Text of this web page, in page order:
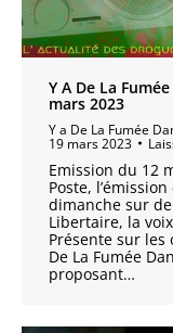
Y A De La
mars 2023
Y a De La Fumée
19 mars 2023
Emission du 12
Poste,
dimanche sur
Libertaire, la
Présente sur les
De La Fumée
proposant…